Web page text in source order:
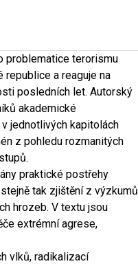
problematice terorismu
republice a reaguje na
posledních let. Autorský
akademické
jednotlivých kapitolách
z pohledu rozmanitých
praktické postřehy
tak zjištění z výzkumů
hrozeb. V textu jsou
extrémní agrese,
vlků, radikalizací